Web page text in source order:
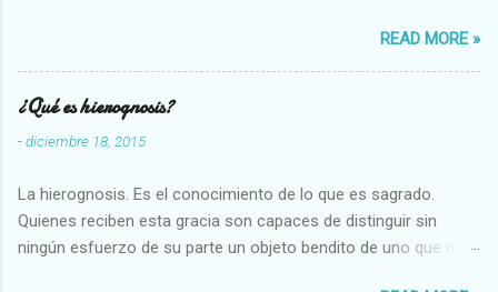
Abundante-Escaso,etc 2 VITALES Sano-Enfermo Selecto-
Vulgar Enérgico-Inerte Fuerte-Débil,etc. 3 ESPIRITUALES a)
Intelectuales Conocimiento-Error Exacto-Aproximado
Evidente-Probable,etc b) Morales Bueno-malo Bondadoso-
malvado Justo-Injusto Escrupuloso-Relajado Leal-Desleal,etc.
Armonioso-Inarmonioso 4 RELIGIOSOS Santo-Pr...
READ MORE »
¿Qué es hierognosis?
-diciembre 18, 2015
La hierognosis. Es el conocimiento de lo que es sagrado.
Quienes reciben esta gracia son capaces de distinguir sin
ningún esfuerzo de su parte un objeto bendito de uno que no